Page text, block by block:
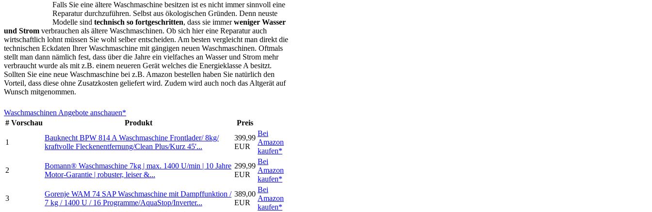
Falls Sie eine ältere Waschmaschine besitzen ist es nicht immer sinnvoll eine
Reparatur durchzuführen. Selbst aus ökologischen Gründen. Denn neuste
Modelle sind technisch so fortgeschritten, dass sie immerweniger Wasser
und Strom verbrauchen als ältere Waschmaschinen. Ob sich hier eine Reparatur auch
wirtschaftlich lohnt müssen Sie wohl selber entscheiden. Am besten vergleicht man direkt die
technischen Eckdaten Ihrer Waschmaschine mit gängigen neuen Waschmaschinen. Oftmals
stellt man dann nämlich fest, dass über die Jahre ein vielfaches an Wasser und Strom mehr
verbraucht wurde als mit z.B. einem neueren Gerät welches die Energieklasse A besitzt.
Sollten Sie eine neue Waschmaschine bei z.B. Amazon bestellen haben Sie natürlich den
Vorteil, dass diese ohne Zusatzkosten geliefert wird. Zudem wird auch noch das Altgerät auf
Wunsch mitgenommen.
Waschmaschinen Angebote anschauen*
# Vorschau Produkt Preis
1
Bauknecht BPW 814 A Waschmaschine Frontlader/ 8kg/
kraftvolle Fleckenentfernung/Clean Plus/Kurz 45'...
399,99
EUR
Bei
Amazon
kaufen*
2
Bomann® Waschmaschine 7kg | max. 1400 U/min | 10 Jahre
Motor-Garantie | robuster, leiser &...
299,99
EUR
Bei
Amazon
kaufen*
3
Gorenje WAM 74 SAP Waschmaschine mit Dampffunktion /
7 kg / 1400 U / 16 Programme/AquaStop/Inverter...
389,00
EUR
Bei
Amazon
kaufen*